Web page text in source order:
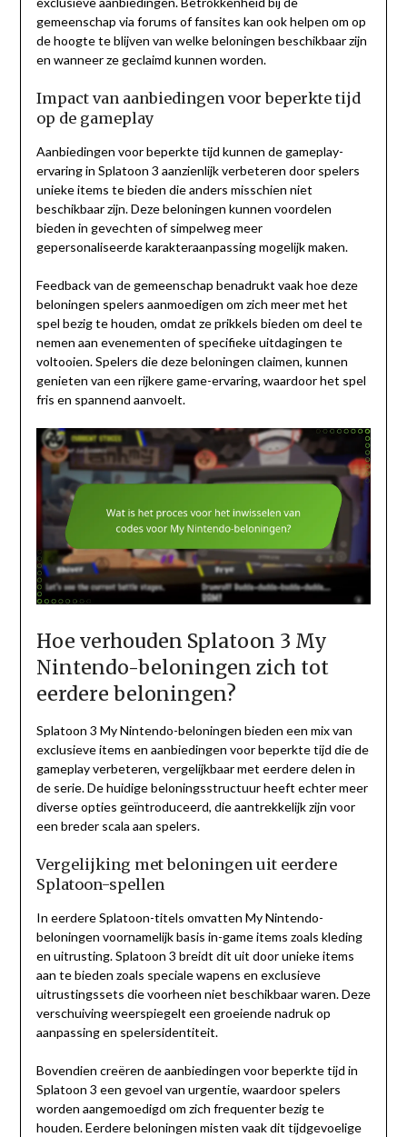
gemeenschap via forums of fansites kan ook helpen om op
de hoogte te blijven van welke beloningen beschikbaar zijn
en wanneer ze geclaimd kunnen worden.
Impact van aanbiedingen voor beperkte tijd
op de gameplay
Aanbiedingen voor beperkte tijd kunnen de gameplay-
ervaring in Splatoon 3 aanzienlijk verbeteren door spelers
unieke items te bieden die anders misschien niet
beschikbaar zijn. Deze beloningen kunnen voordelen
bieden in gevechten of simpelweg meer
gepersonaliseerde karakteraanpassing mogelijk maken.
Feedback van de gemeenschap benadrukt vaak hoe deze
beloningen spelers aanmoedigen om zich meer met het
spel bezig te houden, omdat ze prikkels bieden om deel te
nemen aan evenementen of specifieke uitdagingen te
voltooien. Spelers die deze beloningen claimen, kunnen
genieten van een rijkere game-ervaring, waardoor het spel
fris en spannend aanvoelt.
Hoe verhouden Splatoon 3 My
Nintendo-beloningen zich tot
eerdere beloningen?
Splatoon 3 My Nintendo-beloningen bieden een mix van
exclusieve items en aanbiedingen voor beperkte tijd die de
gameplay verbeteren, vergelijkbaar met eerdere delen in
de serie. De huidige beloningsstructuur heeft echter meer
diverse opties geïntroduceerd, die aantrekkelijk zijn voor
een breder scala aan spelers.
Vergelijking met beloningen uit eerdere
Splatoon-spellen
In eerdere Splatoon-titels omvatten My Nintendo-
beloningen voornamelijk basis in-game items zoals kleding
en uitrusting. Splatoon 3 breidt dit uit door unieke items
aan te bieden zoals speciale wapens en exclusieve
uitrustingssets die voorheen niet beschikbaar waren. Deze
verschuiving weerspiegelt een groeiende nadruk op
aanpassing en spelersidentiteit.
Bovendien creëren de aanbiedingen voor beperkte tijd in
Splatoon 3 een gevoel van urgentie, waardoor spelers
worden aangemoedigd om zich frequenter bezig te
houden. Eerdere beloningen misten vaak dit tijdgevoelige